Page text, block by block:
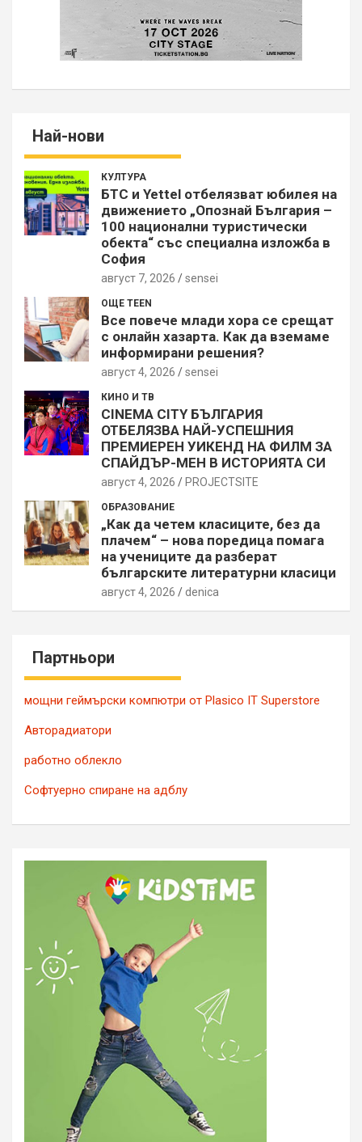
Най-нови
КУЛТУРА
БТС и Yettel отбелязват юбилея на
движението „Опознай България –
100 национални туристически
обекта“ със специална изложба в
София
август 7, 2026 sensei
ОЩЕ TEEN
Все повече млади хора се срещат
с онлайн хазарта. Как да вземаме
информирани решения?
август 4, 2026 sensei
КИНО И ТВ
CINEMA CITY БЪЛГАРИЯ
ОТБЕЛЯЗВА НАЙ-УСПЕШНИЯ
ПРЕМИЕРЕН УИКЕНД НА ФИЛМ ЗА
СПАЙДЪР-МЕН В ИСТОРИЯТА СИ
август 4, 2026 PROJECTSITЕ
ОБРАЗОВАНИЕ
„Как да четем класиците, без да
плачем“ – нова поредица помага
на учениците да разберат
българските литературни класици
август 4, 2026 denica
Партньори
мощни геймърски компютри от Plasico IT Superstore
Авторадиатори
работно облекло
Софтуерно спиране на адблу